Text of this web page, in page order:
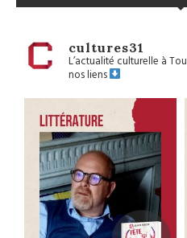
cultures31
L’actualité culturelle à
nos liens